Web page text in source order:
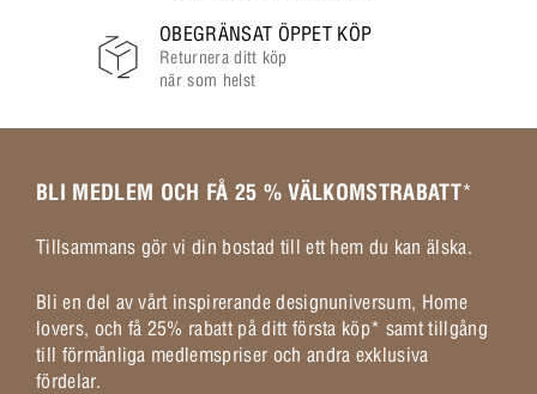
OBEGRÄNSAT ÖPPET KÖP
Returnera ditt köp
när som helst
BLI MEDLEM OCH FÅ 25 % VÄLKOMSTRABATT*
Tillsammans gör vi din bostad till ett hem du kan älska.
Bli en del av vårt inspirerande designuniversum, Home
lovers, och få 25% rabatt på ditt första köp* samt tillgång
till förmånliga medlemspriser och andra exklusiva
fördelar.